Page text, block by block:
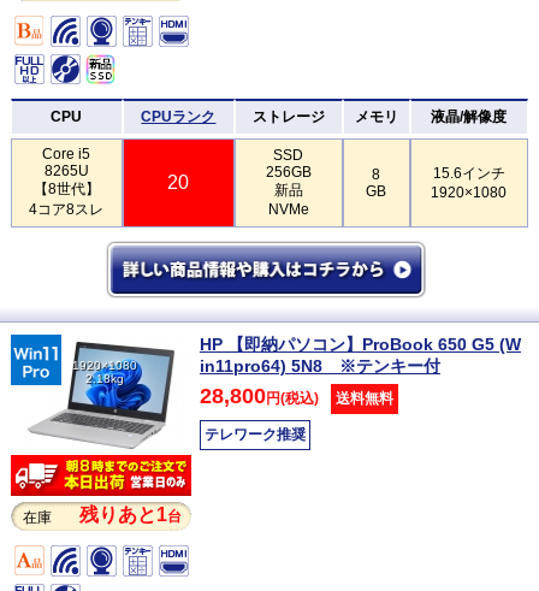
CPU CPUランク ストレージ メモリ 液晶/解像度
Core i5
8265U
【8世代】
4コア8スレ
20
SSD
256GB
新品
NVMe
8
GB
15.6インチ
1920×1080
1920×1080
2.18kg
在庫 残りあと1台
HP 【即納パソコン】ProBook 650 G5 (W
in11pro64) 5N8 ※テンキー付
28,800円(税込) 送料無料
テレワーク推奨